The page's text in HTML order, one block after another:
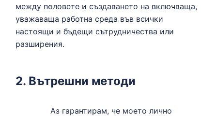
между половете и създаването на включваща,
уважаваща работна среда във всички
настоящи и бъдещи сътрудничества или
разширения.
2. Вътрешни методи
Аз гарантирам, че моето лично